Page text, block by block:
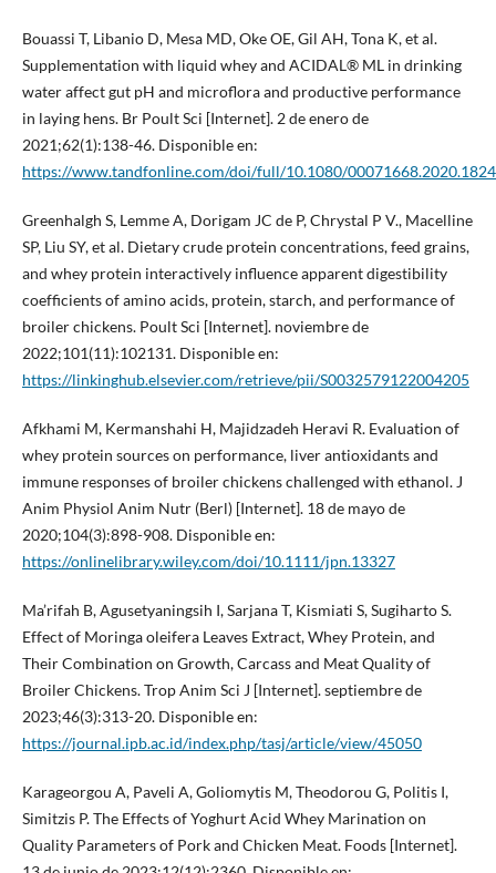
Bouassi T, Libanio D, Mesa MD, Oke OE, Gil AH, Tona K, et al.
Supplementation with liquid whey and ACIDAL® ML in drinking
water affect gut pH and microflora and productive performance
in laying hens. Br Poult Sci [Internet]. 2 de enero de
2021;62(1):138-46. Disponible en:
https://www.tandfonline.com/doi/full/10.1080/
Greenhalgh S, Lemme A, Dorigam JC de P, Chrystal P V., Macelline
SP, Liu SY, et al. Dietary crude protein concentrations, feed grains,
and whey protein interactively influence apparent digestibility
coefficients of amino acids, protein, starch, and performance of
broiler chickens. Poult Sci [Internet]. noviembre de
2022;101(11):102131. Disponible en:
https://linkinghub.elsevier.com/retrieve/pii/S0032579122004205
Afkhami M, Kermanshahi H, Majidzadeh Heravi R. Evaluation of
whey protein sources on performance, liver antioxidants and
immune responses of broiler chickens challenged with ethanol. J
Anim Physiol Anim Nutr (Berl) [Internet]. 18 de mayo de
2020;104(3):898-908. Disponible en:
https://onlinelibrary.wiley.com/doi/10.1111/jpn.13327
Ma’rifah B, Agusetyaningsih I, Sarjana T, Kismiati S, Sugiharto S.
Effect of Moringa oleifera Leaves Extract, Whey Protein, and
Their Combination on Growth, Carcass and Meat Quality of
Broiler Chickens. Trop Anim Sci J [Internet]. septiembre de
2023;46(3):313-20. Disponible en:
https://journal.ipb.ac.id/index.php/tasj/article/view/45050
Karageorgou A, Paveli A, Goliomytis M, Theodorou G, Politis I,
Simitzis P. The Effects of Yoghurt Acid Whey Marination on
Quality Parameters of Pork and Chicken Meat. Foods [Internet].